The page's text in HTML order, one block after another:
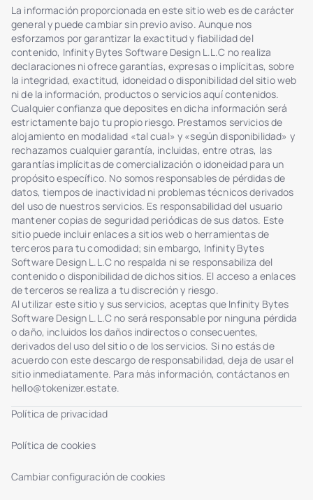
Mapa de distribución de tokens por unidad
Reportes por unidad/proyecto
Integración completa con el módulo de
mercado
Registro de auditoría de acciones de admin
(quién, qué, cuándo)
Registro del sistema basado en IP (auth,
acciones, fallos)
Filtros de logs y exportación
Soporte de transacciones multisig
Integración HSM vía AWS KMS
Logs WORM: almacenamiento inmutable y no
eliminable
Control de acceso basado en roles (RBAC)
Soporte MFA para acceso de administradores
Panel de actividad en tiempo real (usuarios,
ventas, tokens)
Transferencias de tokens iniciadas por admin
Sistema de tickets seguro con Centro de ayuda
Interfaz de chat de admin para tickets con
inversores
Gestión de estado de tickets: En revisión /
Resuelto
Adjuntos de archivos en el diálogo usuario-
admin
La información proporcionada en este sitio web es de carácter
general y puede cambiar sin previo aviso. Aunque nos
esforzamos por garantizar la exactitud y fiabilidad del
contenido, Infinity Bytes Software Design L.L.C no realiza
declaraciones ni ofrece garantías, expresas o implícitas, sobre
la integridad, exactitud, idoneidad o disponibilidad del sitio web
ni de la información, productos o servicios aquí contenidos.
Cualquier confianza que deposites en dicha información será
estrictamente bajo tu propio riesgo. Prestamos servicios de
alojamiento en modalidad «tal cual» y «según disponibilidad» y
rechazamos cualquier garantía, incluidas, entre otras, las
garantías implícitas de comercialización o idoneidad para un
propósito específico. No somos responsables de pérdidas de
datos, tiempos de inactividad ni problemas técnicos derivados
del uso de nuestros servicios. Es responsabilidad del usuario
mantener copias de seguridad periódicas de sus datos. Este
sitio puede incluir enlaces a sitios web o herramientas de
terceros para tu comodidad; sin embargo, Infinity Bytes
Software Design L.L.C no respalda ni se responsabiliza del
contenido o disponibilidad de dichos sitios. El acceso a enlaces
de terceros se realiza a tu discreción y riesgo.
Al utilizar este sitio y sus servicios, aceptas que Infinity Bytes
Software Design L.L.C no será responsable por ninguna pérdida
o daño, incluidos los daños indirectos o consecuentes,
derivados del uso del sitio o de los servicios. Si no estás de
acuerdo con este descargo de responsabilidad, deja de usar el
sitio inmediatamente. Para más información, contáctanos en
hello@tokenizer.estate.
Política de privacidad
Política de cookies
Cambiar configuración de cookies